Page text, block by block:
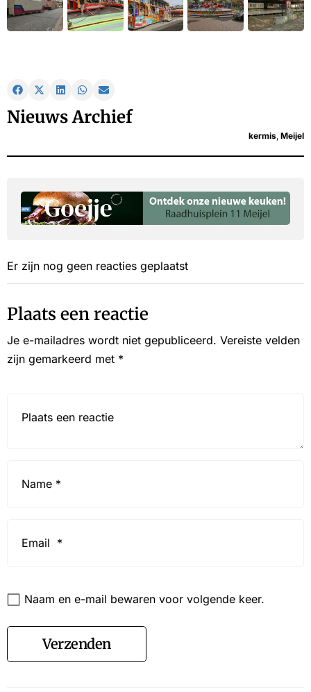
Nieuws Archief
kermis, Meijel
Er zijn nog geen reacties geplaatst
Plaats een reactie
Je e-mailadres wordt niet gepubliceerd. Vereiste velden
zijn gemarkeerd met *
Naam en e-mail bewaren voor volgende keer.
Verzenden